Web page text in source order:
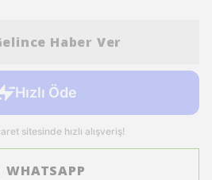
Haber Ver
WHATSAPP